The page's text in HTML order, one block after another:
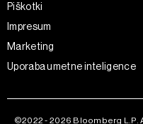
Piškotki
Impresum
Marketing
Uporaba umetne inteligence
©2022 - 2026 Bloomberg L.P.